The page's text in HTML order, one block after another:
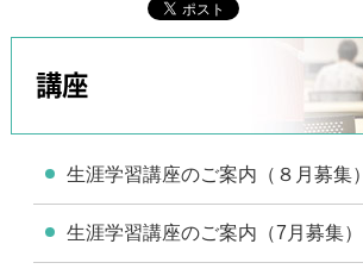
講座
生涯学習講座のご案内（８月募集）
生涯学習講座のご案内（7月募集）